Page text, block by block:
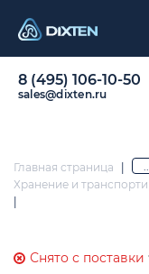
8 (495) 106-10-50
sales@dixten.ru
Главная страница |
Хранение и
Снято с поставки